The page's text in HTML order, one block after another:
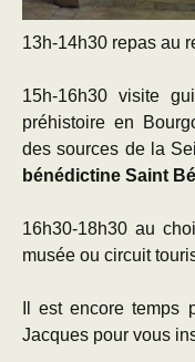
13h-14h30 repas au
15h-16h30 visite
préhistoire en
des sources de la
bénédictine Saint
16h30-18h30 au
musée ou circuit
Il est encore temps
Jacques pour vous